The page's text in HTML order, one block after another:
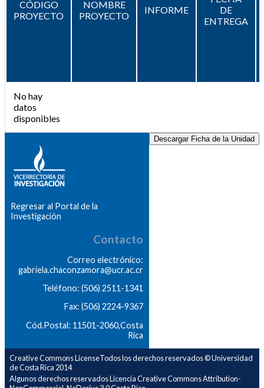
CÓDIGO
PROYECTO
NOMBRE
PROYECTO
INFORME
DE
ENTREGA
No hay
datos
disponibles
Descargar Ficha de la Unidad
Regresar al Portal de la
Investigación
Contacto
Correo electrónico:
gabriela.chaconzamora@ucr.ac.cr
Teléfono: (506) 2511-1341
Fax: (506) 2224-9367
Cód.Postal: 11501-2060,Costa
Rica
Creative Commons LicenseTodos los derechos reservados © Universidad
de Costa Rica 2014
Algunos derechos reservados Licencia Creative Commons Attribution-